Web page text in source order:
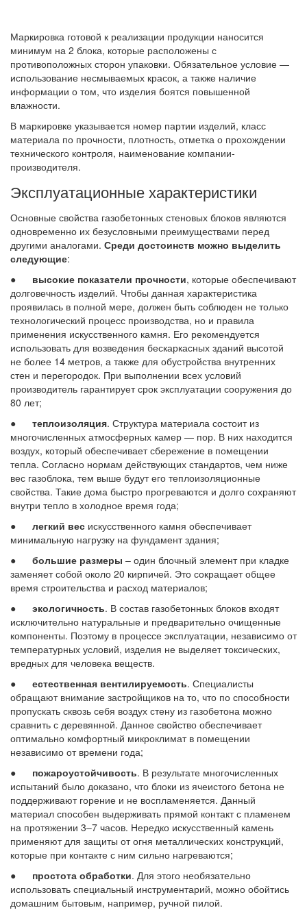
Маркировка готовой к реализации продукции наносится
минимум на 2 блока, которые расположены с
противоположных сторон упаковки. Обязательное условие —
использование несмываемых красок, а также наличие
информации о том, что изделия боятся повышенной
влажности.
В маркировке указывается номер партии изделий, класс
материала по прочности, плотность, отметка о прохождении
технического контроля, наименование компании-
производителя.
Эксплуатационные характеристики
Основные свойства газобетонных стеновых блоков являются
одновременно их безусловными преимуществами перед
другими аналогами. Среди достоинств можно выделить
следующие:
● высокие показатели прочности, которые обеспечивают
долговечность изделий. Чтобы данная характеристика
проявилась в полной мере, должен быть соблюден не только
технологический процесс производства, но и правила
применения искусственного камня. Его рекомендуется
использовать для возведения бескаркасных зданий высотой
не более 14 метров, а также для обустройства внутренних
стен и перегородок. При выполнении всех условий
производитель гарантирует срок эксплуатации сооружения до
80 лет;
● теплоизоляция. Структура материала состоит из
многочисленных атмосферных камер — пор. В них находится
воздух, который обеспечивает сбережение в помещении
тепла. Согласно нормам действующих стандартов, чем ниже
вес газоблока, тем выше будут его теплоизоляционные
свойства. Такие дома быстро прогреваются и долго сохраняют
внутри тепло в холодное время года;
● легкий вес искусственного камня обеспечивает
минимальную нагрузку на фундамент здания;
● большие размеры – один блочный элемент при кладке
заменяет собой около 20 кирпичей. Это сокращает общее
время строительства и расход материалов;
● экологичность. В состав газобетонных блоков входят
исключительно натуральные и предварительно очищенные
компоненты. Поэтому в процессе эксплуатации, независимо от
температурных условий, изделия не выделяет токсических,
вредных для человека веществ.
● естественная вентилируемость. Специалисты
обращают внимание застройщиков на то, что по способности
пропускать сквозь себя воздух стену из газобетона можно
сравнить с деревянной. Данное свойство обеспечивает
оптимально комфортный микроклимат в помещении
независимо от времени года;
● пожароустойчивость. В результате многочисленных
испытаний было доказано, что блоки из ячеистого бетона не
поддерживают горение и не воспламеняется. Данный
материал способен выдерживать прямой контакт с пламенем
на протяжении 3–7 часов. Нередко искусственный камень
применяют для защиты от огня металлических конструкций,
которые при контакте с ним сильно нагреваются;
● простота обработки. Для этого необязательно
использовать специальный инструментарий, можно обойтись
домашним бытовым, например, ручной пилой.